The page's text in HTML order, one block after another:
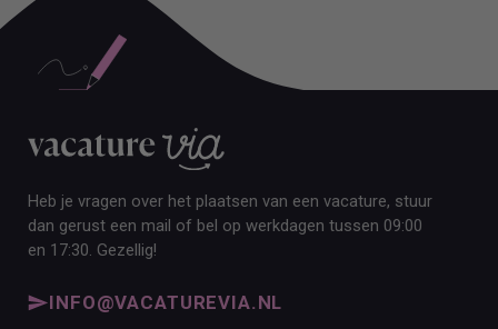
Heb je vragen over het plaatsen van een vacature, stuur
dan gerust een mail of bel op werkdagen tussen 09:00
en 17:30. Gezellig!
INFO@VACATUREVIA.NL